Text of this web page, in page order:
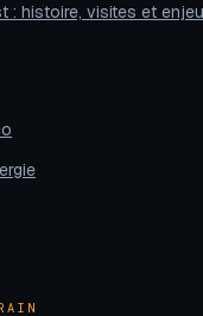
: histoire, visites et